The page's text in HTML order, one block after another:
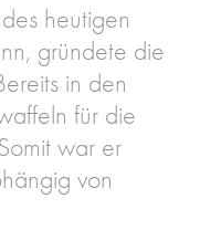
heutigen
gründete die
in den
für die
war er
von